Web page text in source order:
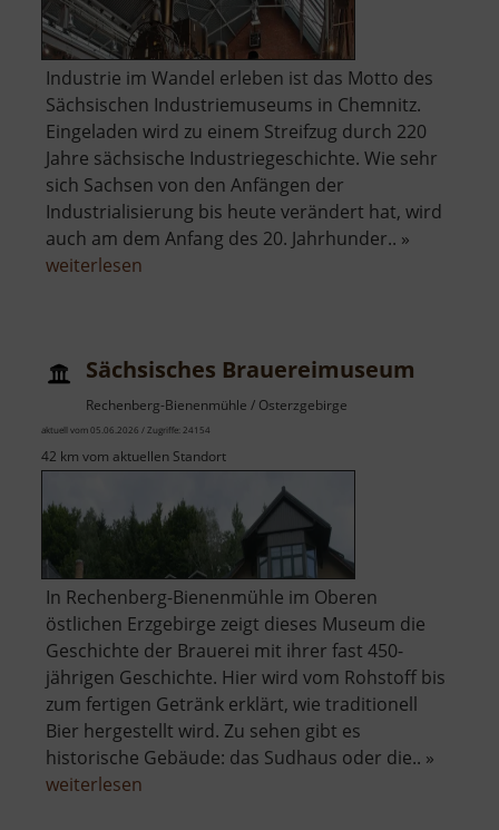
Industrie im Wandel erleben ist das Motto des
Sächsischen Industriemuseums in Chemnitz.
Eingeladen wird zu einem Streifzug durch 220
Jahre sächsische Industriegeschichte. Wie sehr
sich Sachsen von den Anfängen der
Industrialisierung bis heute verändert hat, wird
auch am dem Anfang des 20. Jahrhunder.. »
weiterlesen
Sächsisches Brauereimuseum
Rechenberg-Bienenmühle / Osterzgebirge
aktuell vom 05.06.2026 / Zugriffe: 24154
42 km vom aktuellen Standort
In Rechenberg-Bienenmühle im Oberen
östlichen Erzgebirge zeigt dieses Museum die
Geschichte der Brauerei mit ihrer fast 450-
jährigen Geschichte. Hier wird vom Rohstoff bis
zum fertigen Getränk erklärt, wie traditionell
Bier hergestellt wird. Zu sehen gibt es
historische Gebäude: das Sudhaus oder die.. »
weiterlesen